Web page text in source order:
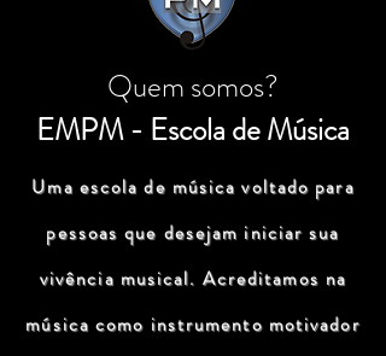
Quem somos?
EMPM - Escola de Música
Uma escola de música voltado para
pessoas que desejam iniciar sua
vivência musical. Acreditamos na
música como instrumento motivador